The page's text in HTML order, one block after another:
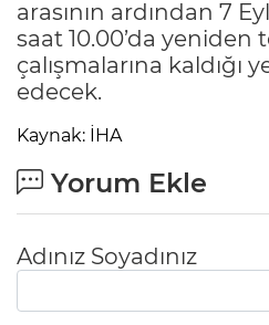
arasının ardından 7
saat 10.00’da yeniden
çalışmalarına kaldığı
edecek.
Kaynak: İHA
Yorum Ekle
Adınız Soyadınız